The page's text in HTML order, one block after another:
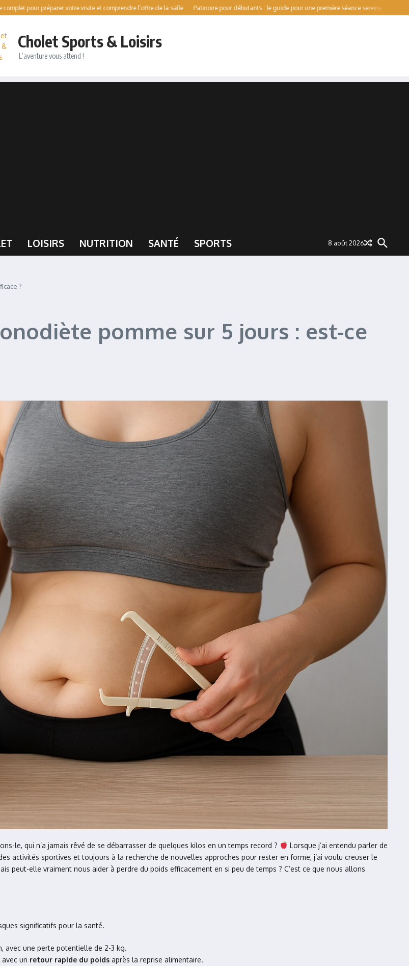
préparer votre visite et comprendre l’offre de la salle Patinoire pour débutants : le guide pour une première séance sereine Val de Forme :
Cholet Sports & Loisirs
L’aventure vous attend !
LOISIRS NUTRITION SANTÉ SPORTS 8 août 2026
?
pomme sur 5 jours : est-ce
le, qui n’a jamais rêvé de se débarrasser de quelques kilos en un temps record ?
Lorsque j’ai entendu parler de
activités sportives et toujours à la recherche de nouvelles approches pour rester en forme, j’ai voulu creuser le
peut-elle vraiment nous aider à perdre du poids efficacement en si peu de temps ? C’est ce que nous allons
significatifs pour la santé.
avec une perte potentielle de 2-3 kg.
un retour rapide du poids après la reprise alimentaire.